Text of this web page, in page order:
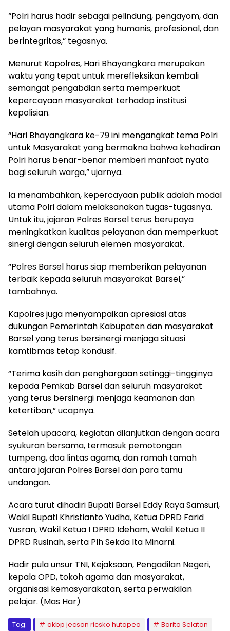
“Polri harus hadir sebagai pelindung, pengayom, dan
pelayan masyarakat yang humanis, profesional, dan
berintegritas,” tegasnya.
Menurut Kapolres, Hari Bhayangkara merupakan
waktu yang tepat untuk merefleksikan kembali
semangat pengabdian serta memperkuat
kepercayaan masyarakat terhadap institusi
kepolisian.
“Hari Bhayangkara ke-79 ini mengangkat tema Polri
untuk Masyarakat yang bermakna bahwa kehadiran
Polri harus benar-benar memberi manfaat nyata
bagi seluruh warga,” ujarnya.
Ia menambahkan, kepercayaan publik adalah modal
utama Polri dalam melaksanakan tugas-tugasnya.
Untuk itu, jajaran Polres Barsel terus berupaya
meningkatkan kualitas pelayanan dan memperkuat
sinergi dengan seluruh elemen masyarakat.
“Polres Barsel harus siap memberikan pelayanan
terbaik kepada seluruh masyarakat Barsel,”
tambahnya.
Kapolres juga menyampaikan apresiasi atas
dukungan Pemerintah Kabupaten dan masyarakat
Barsel yang terus bersinergi menjaga situasi
kamtibmas tetap kondusif.
“Terima kasih dan penghargaan setinggi-tingginya
kepada Pemkab Barsel dan seluruh masyarakat
yang terus bersinergi menjaga keamanan dan
ketertiban,” ucapnya.
Setelah upacara, kegiatan dilanjutkan dengan acara
syukuran bersama, termasuk pemotongan
tumpeng, doa lintas agama, dan ramah tamah
antara jajaran Polres Barsel dan para tamu
undangan.
Acara turut dihadiri Bupati Barsel Eddy Raya Samsuri,
Wakil Bupati Khristianto Yudha, Ketua DPRD Farid
Yusran, Wakil Ketua I DPRD Ideham, Wakil Ketua II
DPRD Rusinah, serta Plh Sekda Ita Minarni.
Hadir pula unsur TNI, Kejaksaan, Pengadilan Negeri,
kepala OPD, tokoh agama dan masyarakat,
organisasi kemasyarakatan, serta perwakilan
pelajar. (Mas Har)
Tag: akbp jecson ricsko hutapea Barito Selatan